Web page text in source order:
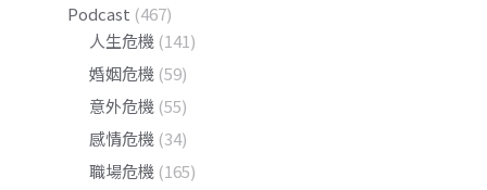
Podcast (467)
人生危機 (141)
婚姻危機 (59)
意外危機 (55)
感情危機 (34)
職場危機 (165)